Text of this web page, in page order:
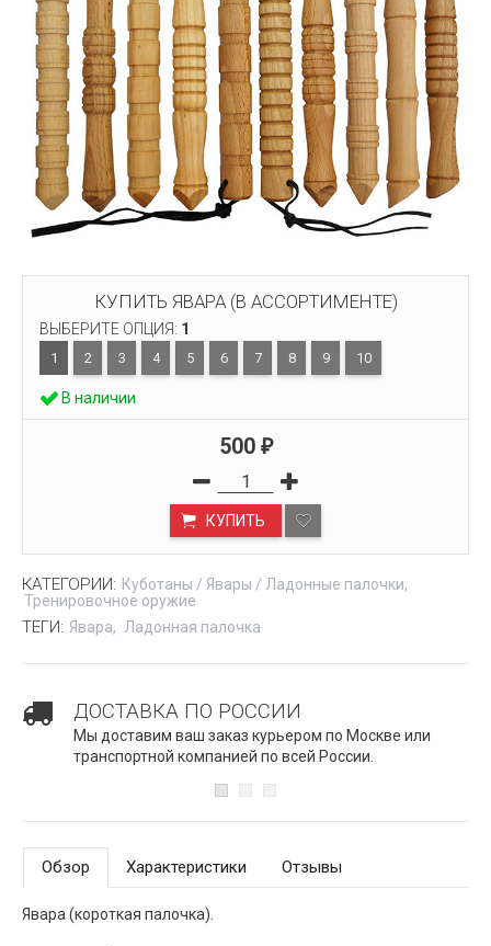
КУПИТЬ ЯВАРА (В АССОРТИМЕНТЕ)
ВЫБЕРИТЕ ОПЦИЯ: 1
1 2 3 4 5 6 7 8 9 10
В наличии
500 ₽
КУПИТЬ
КАТЕГОРИИ: Куботаны / Явары / Ладонные палочки
Тренировочное оружие
ТЕГИ: Явара Ладонная палочка
ДОСТАВКА ПО РОССИИ
Мы доставим ваш заказ курьером по Москве или
транспортной компанией по всей России.
Обзор Характеристики Отзывы
Явара (короткая палочка).